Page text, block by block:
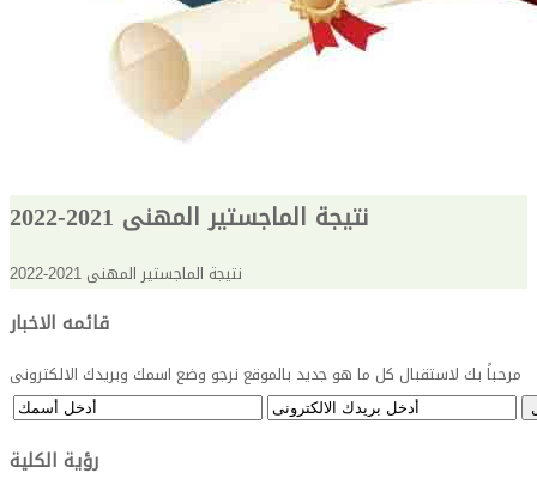
نتيجة الماجستير المهنى 2021-2022
نتيجة الماجستير المهنى 2021-2022
قائمه الاخبار
مرحباً بك لاستقبال كل ما هو جديد بالموقع نرجو وضع اسمك وبريدك الالكترونى
رؤية الكلية